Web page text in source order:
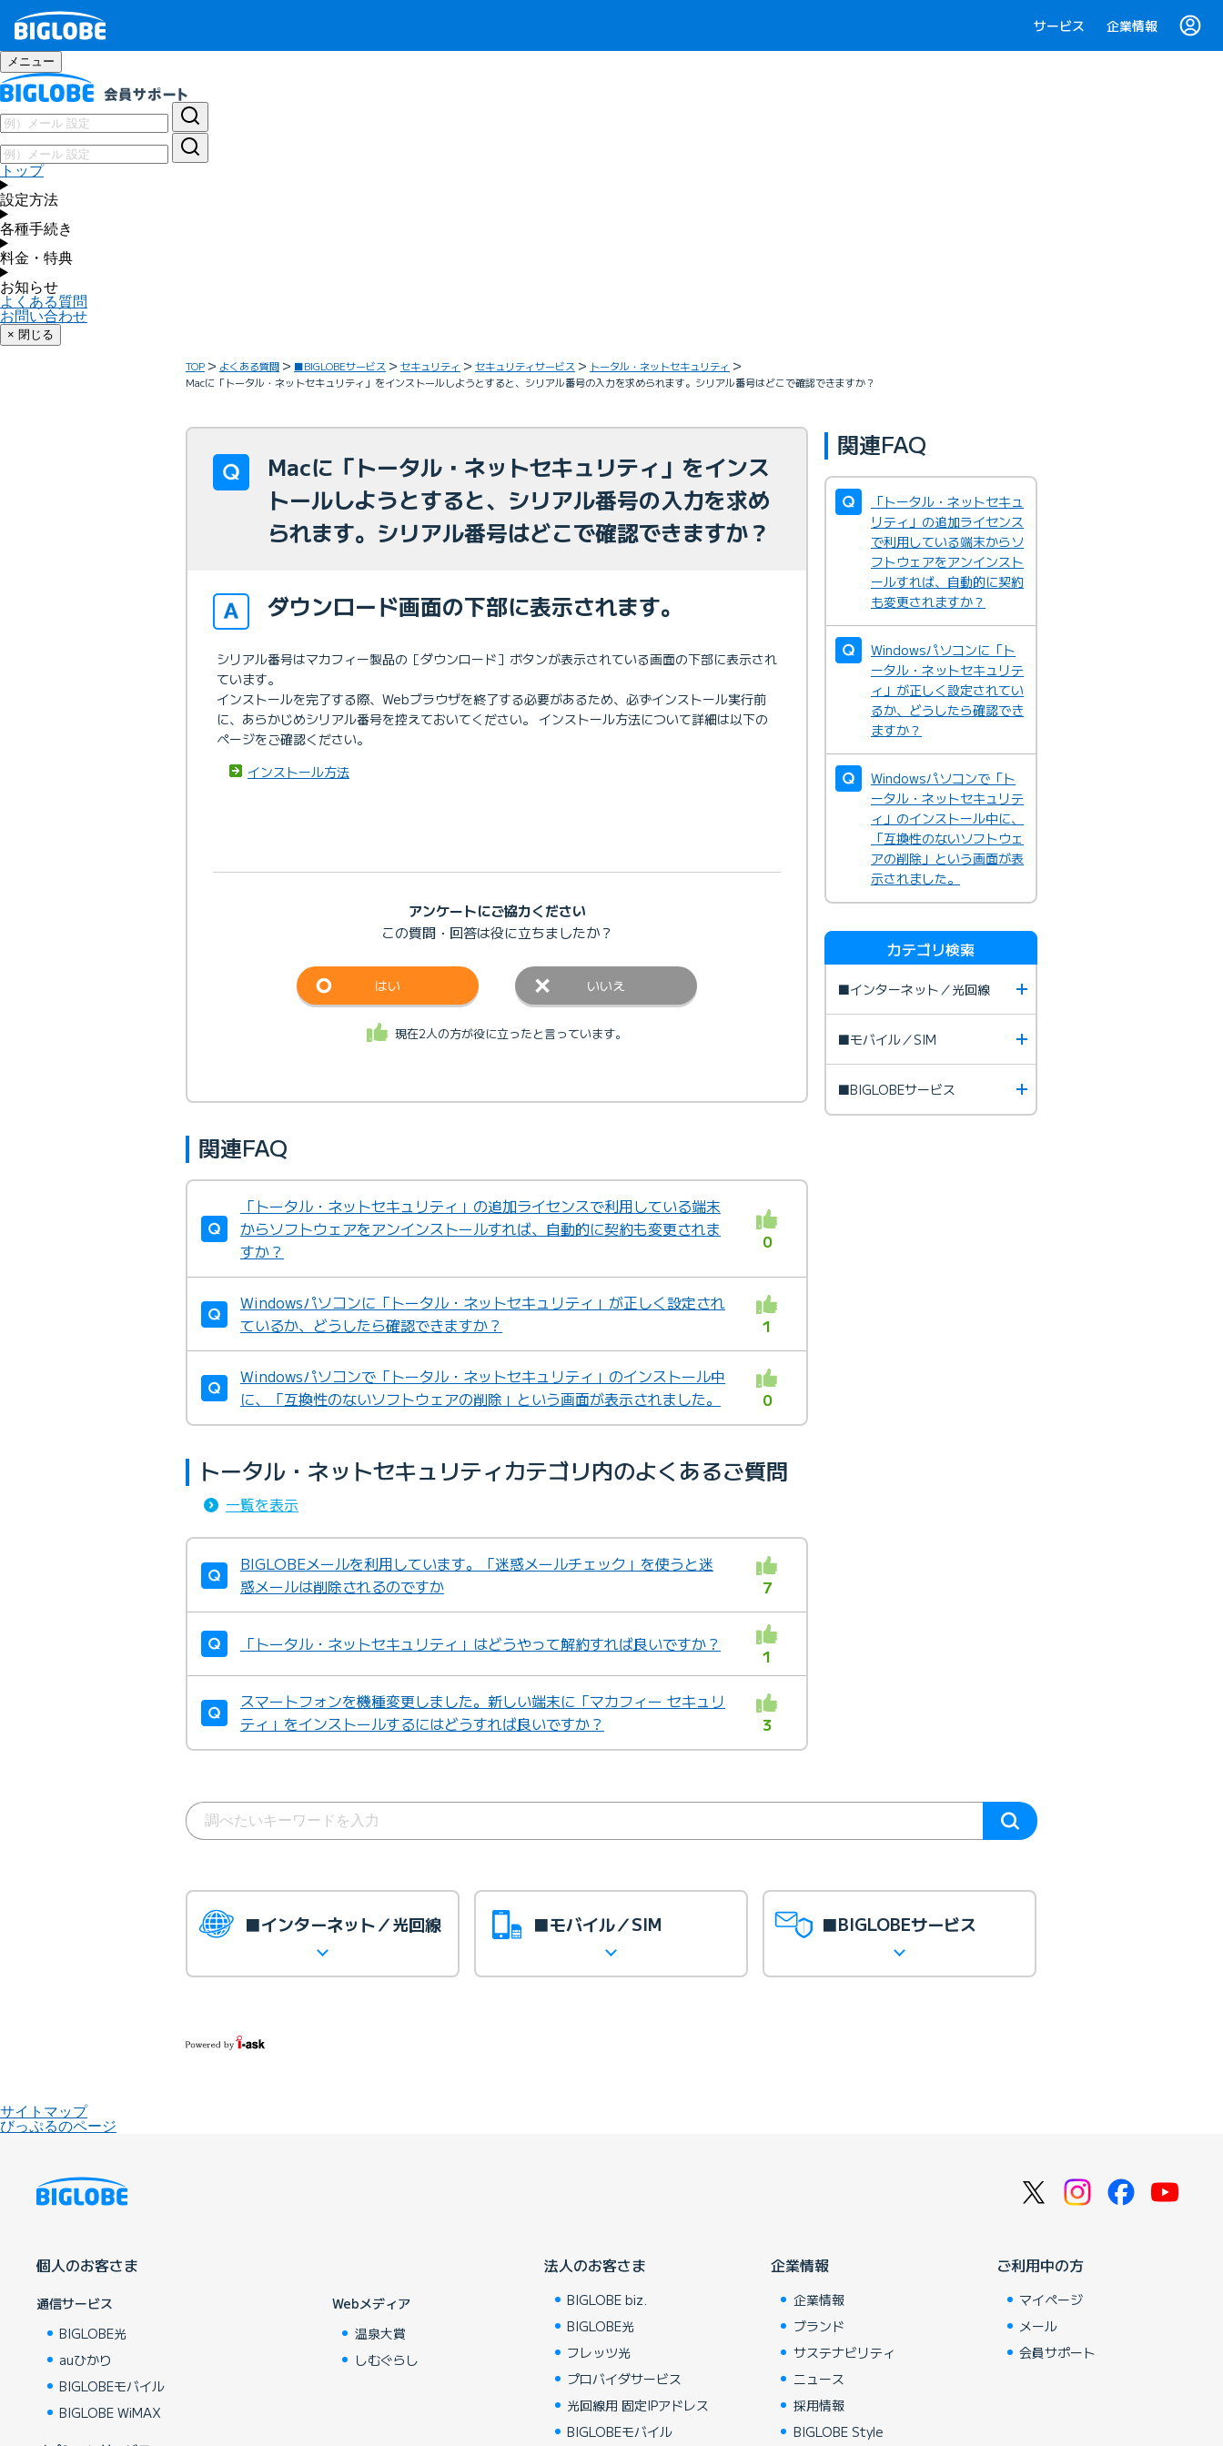
サービス 企業情報
メニュー
トップ
設定方法
各種手続き
料金・特典
お知らせ
よくある質問
お問い合わせ
× 閉じる
TOP よくある質問 ■BIGLOBEサービス セキュリティ セキュリティサービス
トータル・ネットセキュリティ
Macに「トータル・ネットセキュリティ」をインストールしようとすると、シリアル番号の入力を求められます。シリアル番号はどこで確認できますか？
Macに「トータル・ネットセキュリティ」をインス
トールしようとすると、シリアル番号の入力を求め
られます。シリアル番号はどこで確認できますか？
ダウンロード画面の下部に表示されます。
シリアル番号はマカフィー製品の［ダウンロード］ボタンが表示されている画面の下部に表示され
ています。
インストールを完了する際、Webブラウザを終了する必要があるため、必ずインストール実行前
に、あらかじめシリアル番号を控えておいてください。 インストール方法について詳細は以下の
ページをご確認ください。
インストール方法
アンケートにご協力ください
この質問・回答は役に立ちましたか？
はい いいえ
現在2人の方が役に立ったと言っています。
関連FAQ
「トータル・ネットセキュリティ」の追加ライセンスで利用している端末
からソフトウェアをアンインストールすれば、自動的に契約も変更されま
すか？
0
Windowsパソコンに「トータル・ネットセキュリティ」が正しく設定され
ているか、どうしたら確認できますか？
1
Windowsパソコンで「トータル・ネットセキュリティ」のインストール中
に、「互換性のないソフトウェアの削除」という画面が表示されました。
0
トータル・ネットセキュリティカテゴリ内のよくあるご質問
一覧を表示
BIGLOBEメールを利用しています。「迷惑メールチェック」を使うと迷
惑メールは削除されるのですか
7
「トータル・ネットセキュリティ」はどうやって解約すれば良いですか？
1
スマートフォンを機種変更しました。新しい端末に「マカフィー セキュリ
ティ」をインストールするにはどうすれば良いですか？
3
関連FAQ
「トータル・ネットセキュ
リティ」の追加ライセンス
で利用している端末からソ
フトウェアをアンインスト
ールすれば、自動的に契約
も変更されますか？
Windowsパソコンに「ト
ータル・ネットセキュリテ
ィ」が正しく設定されてい
るか、どうしたら確認でき
ますか？
Windowsパソコンで「ト
ータル・ネットセキュリテ
ィ」のインストール中に、
「互換性のないソフトウェ
アの削除」という画面が表
示されました。
カテゴリ検索
■インターネット／光回線
■モバイル／SIM
■BIGLOBEサービス
■インターネット／光回線 ■モバイル／SIM ■BIGLOBEサービス
サイトマップ
びっぷるのページ
個人のお客さま
通信サービス
BIGLOBE光
auひかり
BIGLOBEモバイル
BIGLOBE WiMAX
Webメディア
温泉大賞
しむぐらし
法人のお客さま
BIGLOBE biz.
BIGLOBE光
フレッツ光
プロバイダサービス
光回線用 固定IPアドレス
BIGLOBEモバイル
企業情報
企業情報
ブランド
サステナビリティ
ニュース
採用情報
BIGLOBE Style
ご利用中の方
マイページ
メール
会員サポート